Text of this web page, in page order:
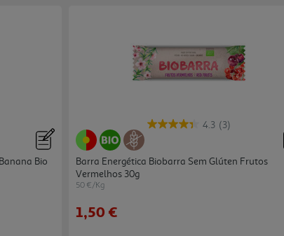
Bio
4.3 (3)
Barra Energética Biobarra Sem Glúten Frutos
Vermelhos 30g
50 €/Kg
1,50 €